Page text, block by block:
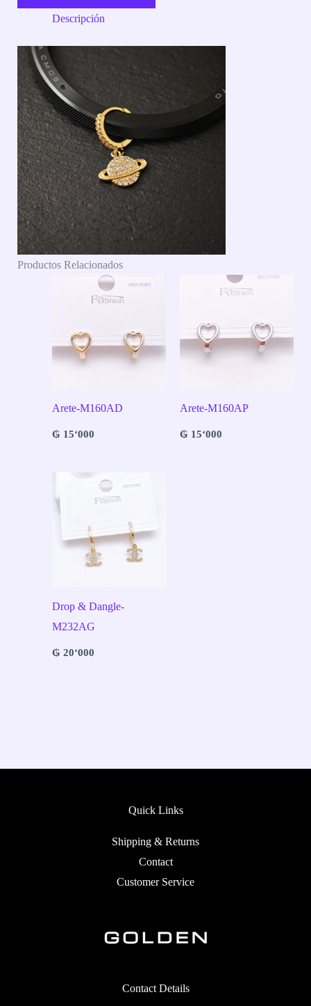
Descripción
Productos Relacionados
Arete-M160AD
₲15‘000
Arete-M160AP
₲15‘000
Drop & Dangle-
M232AG
₲20‘000
Contact Details
Quick Links
Shipping & Returns
Contact
Customer Service